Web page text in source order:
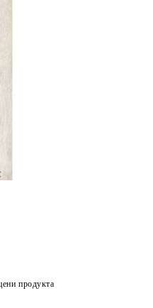
продукта